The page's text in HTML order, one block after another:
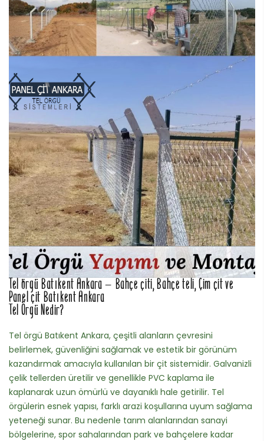
Tel örgü Batıkent Ankara – Bahçe çiti, Bahçe teli, Çim çit ve
Panel çit Batıkent Ankara
Tel Örgü Nedir?
Tel örgü Batıkent Ankara, çeşitli alanların çevresini
belirlemek, güvenliğini sağlamak ve estetik bir görünüm
kazandırmak amacıyla kullanılan bir çit sistemidir. Galvanizli
çelik tellerden üretilir ve genellikle PVC kaplama ile
kaplanarak uzun ömürlü ve dayanıklı hale getirilir. Tel
örgülerin esnek yapısı, farklı arazi koşullarına uyum sağlama
yeteneği sunar. Bu nedenle tarım alanlarından sanayi
bölgelerine, spor sahalarından park ve bahçelere kadar